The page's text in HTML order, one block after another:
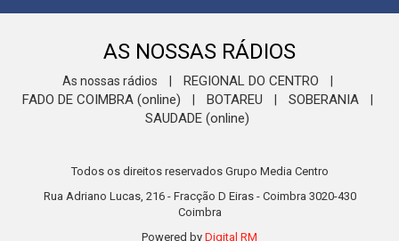
AS NOSSAS RÁDIOS
As nossas rádios REGIONAL DO CENTRO
FADO DE COIMBRA (online) BOTAREU SOBERANIA
SAUDADE (online)
Todos os direitos reservados Grupo Media Centro
Rua Adriano Lucas, 216 - Fracção D Eiras - Coimbra 3020-430
Coimbra
Powered by Digital RM